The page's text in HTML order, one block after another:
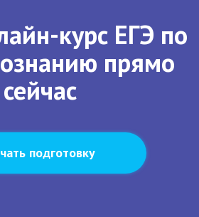
курс ЕГЭ по
прямо
сейчас
подготовку